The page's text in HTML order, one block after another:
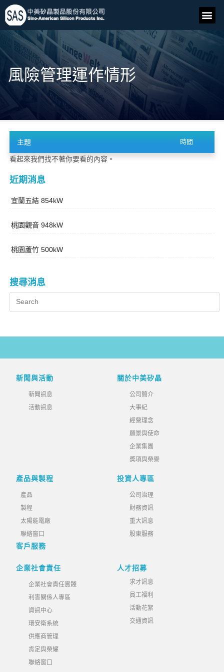
風險管理運作情形
主題 時間
看起來我們找不著你要看的內容。
近期消息
宜蘭五結 854kW
桃園觀音 948kW
桃園蘆竹 500kW
搜尋消息
新聞與活動
新聞訊息
活動訊息
關於中美矽晶
公司簡介
大事紀
經營理念
願景與使命
企業集團
獎項與榮譽
產品與製程
產品
製程
太陽能電廠
聯絡窗口
客戶服務
投資人專區
公司治理
財務資訊
重大訊息
股東服務
企業社會責任
企業社會責任實踐
利害關係人專區
資訊中心
環安衛系統
供應商管理
肯定與榮耀
聯絡窗口
人才招募
求才訊息
員工福利
活動花絮
交通資訊